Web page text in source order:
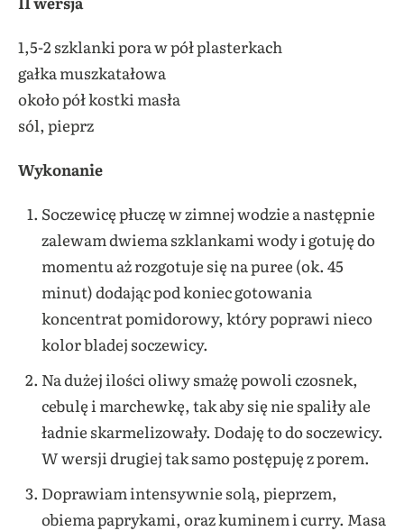
1,5-2 szklanki pora w pół plasterkach
gałka muszkatałowa
około pół kostki masła
sól, pieprz
Wykonanie
Soczewicę płuczę w zimnej wodzie a następnie
zalewam dwiema szklankami wody i gotuję do
momentu aż rozgotuje się na puree (ok. 45
minut) dodając pod koniec gotowania
koncentrat pomidorowy, który poprawi nieco
kolor bladej soczewicy.
Na dużej ilości oliwy smażę powoli czosnek,
cebulę i marchewkę, tak aby się nie spaliły ale
ładnie skarmelizowały. Dodaję to do soczewicy.
W wersji drugiej tak samo postępuję z porem.
Doprawiam intensywnie solą, pieprzem,
obiema paprykami, oraz kuminem i curry. Masa